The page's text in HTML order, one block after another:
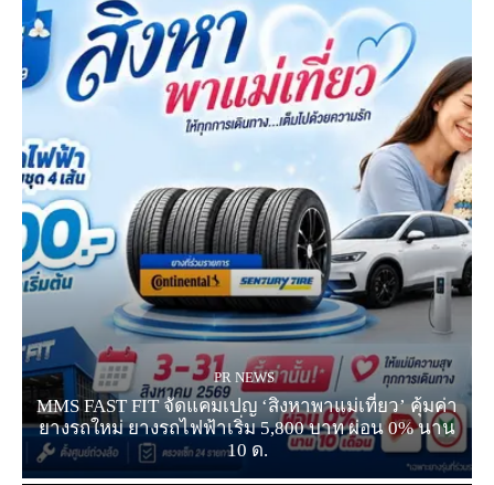
PR NEWS
MMS FAST FIT จัดแคมเปญ ‘สิงหาพาแม่เที่ยว’ คุ้มค่า
ยางรถใหม่ ยางรถไฟฟ้าเริ่ม 5,800 บาท ผ่อน 0% นาน
10 ด.